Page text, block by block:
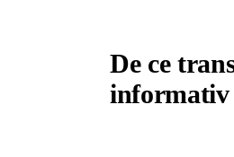
De ce
informativ